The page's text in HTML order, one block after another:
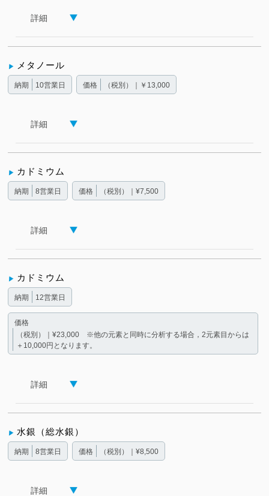
詳細
メタノール
納期 10営業日 価格 （税別）｜￥13,000
詳細
カドミウム
納期 8営業日 価格 （税別）｜¥7,500
詳細
カドミウム
納期 12営業日
価格
（税別）｜¥23,000 ※他の元素と同時に分析する場合，2元素目からは
＋10,000円となります。
詳細
水銀（総水銀）
納期 8営業日 価格 （税別）｜¥8,500
詳細